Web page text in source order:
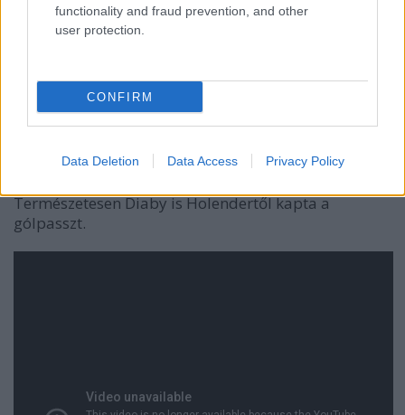
functionality and fraud prevention, and other
user protection.
CONFIRM
Data Deletion Data Access Privacy Policy
Honvéd következett. Volt egy Holender nevű
középpályás a kispestieknél, akinek ez volt az első
vágott - az elsővel volt 2-1 ide a szünetben, nem
mellékesen pedig Holender adta a gólpasszt az
egyenlítő Délczegnek. A második félidőre teljesen
Diaby és Holender góljainak köszönhetően a 63.
Természetesen Diaby is Holendertől kapta a
gólpasszt.